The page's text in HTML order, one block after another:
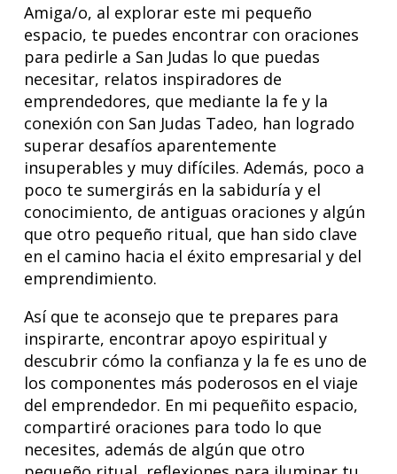
Amiga/o, al explorar este mi pequeño
espacio, te puedes encontrar con oraciones
para pedirle a San Judas lo que puedas
necesitar, relatos inspiradores de
emprendedores, que mediante la fe y la
conexión con San Judas Tadeo, han logrado
superar desafíos aparentemente
insuperables y muy difíciles. Además, poco a
poco te sumergirás en la sabiduría y el
conocimiento, de antiguas oraciones y algún
que otro pequeño ritual, que han sido clave
en el camino hacia el éxito empresarial y del
emprendimiento.
Así que te aconsejo que te prepares para
inspirarte, encontrar apoyo espiritual y
descubrir cómo la confianza y la fe es uno de
los componentes más poderosos en el viaje
del emprendedor. En mi pequeñito espacio,
compartiré oraciones para todo lo que
necesites, además de algún que otro